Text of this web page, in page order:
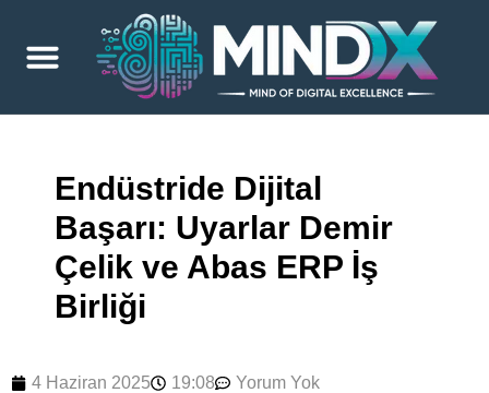
Endüstride Dijital
Başarı: Uyarlar Demir
Çelik ve Abas ERP İş
Birliği
4 Haziran 2025 19:08 Yorum Yok